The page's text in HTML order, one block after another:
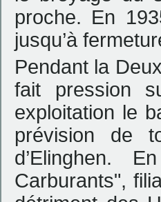
proche. En
jusqu’à
Pendant la
fait pression
exploitation le
prévision de
d’Elinghen.
Carburants",